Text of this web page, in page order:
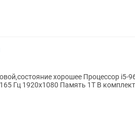
хорошее Процессор i5-
Гц 1920х1080 Память 1Т В